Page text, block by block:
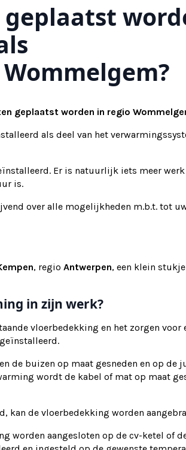
geplaatst worden in regio
als deel van het
Er is natuurlijk iets meer
is.
over alle mogelijkheden m.b.t. tot
, regio Antwerpen, een klein stukje
in zijn werk?
vloerbedekking en het zorgen voor
de buizen op maat gesneden en op de
wordt de kabel of mat op maat
kan de vloerbedekking worden
worden aangesloten op de cv-ketel of